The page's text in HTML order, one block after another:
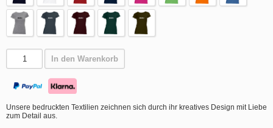
In den Warenkorb
Unsere bedruckten Textilien zeichnen sich durch ihr kreatives Design mit Liebe
zum Detail aus.